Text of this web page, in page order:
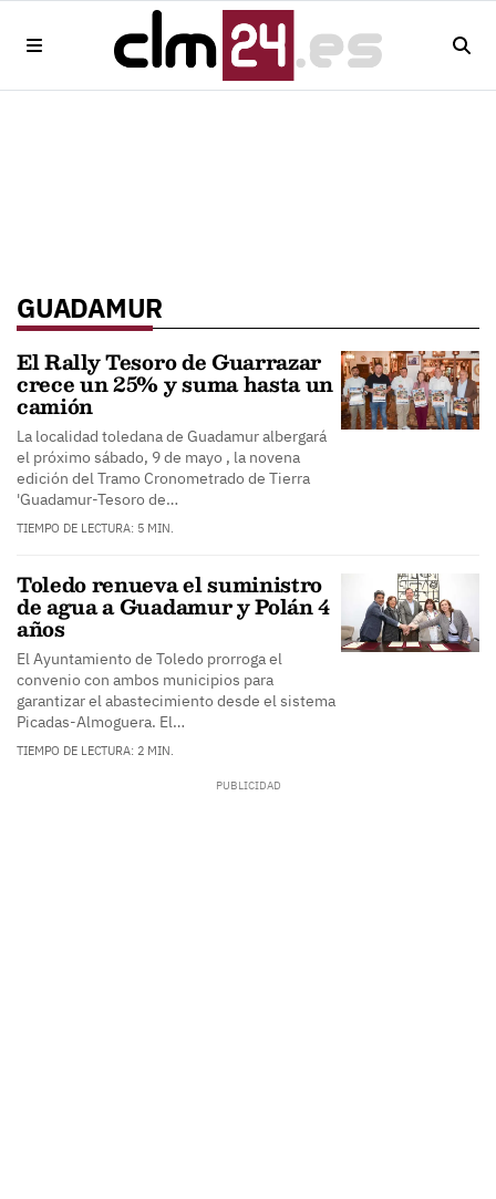
GUADAMUR
El Rally Tesoro de Guarrazar
crece un 25% y suma hasta un
camión
La localidad toledana de Guadamur albergará
el próximo sábado, 9 de mayo , la novena
edición del Tramo Cronometrado de Tierra
'Guadamur-Tesoro de…
TIEMPO DE LECTURA: 5 MIN.
Toledo renueva el suministro
de agua a Guadamur y Polán 4
años
El Ayuntamiento de Toledo prorroga el
convenio con ambos municipios para
garantizar el abastecimiento desde el sistema
Picadas-Almoguera. El…
TIEMPO DE LECTURA: 2 MIN.